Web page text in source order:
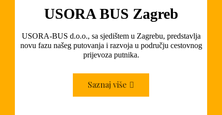
USORA BUS Zagreb
USORA-BUS d.o.o., sa sjedištem u Zagrebu, predstavlja
novu fazu našeg putovanja i razvoja u području cestovnog
prijevoza putnika.
Saznaj više